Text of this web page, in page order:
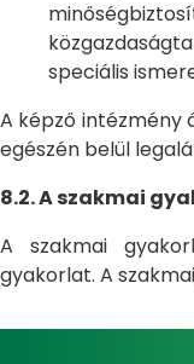
speciális
A képző intézmény
egészén belül
8.2. A szakmai
A szakmai
gyakorlat. A